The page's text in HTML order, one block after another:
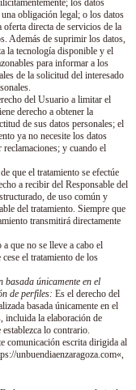
los datos
obligación legal; o los datos
directa de servicios de la
Además de suprimir los datos,
la tecnología disponible y el
para informar a los
de la solicitud del interesado
del Usuario a limitar el
derecho a obtener la
de sus datos personales; el
ya no necesite los datos
reclamaciones; y cuando el
que el tratamiento se efectúe
a recibir del Responsable del
de uso común y
del tratamiento. Siempre que
transmitirá directamente
que no se lleve a cabo el
el tratamiento de los
basada únicamente en el
de perfiles: Es el derecho del
basada únicamente en el
incluida la elaboración de
lo contrario.
comunicación escrita dirigida al
unbuendiaenzaragoza.com«,